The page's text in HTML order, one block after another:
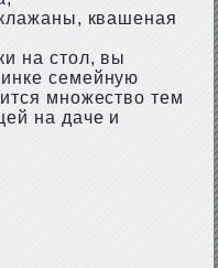
квашеная
на стол, вы
семейную
множество тем
на даче и